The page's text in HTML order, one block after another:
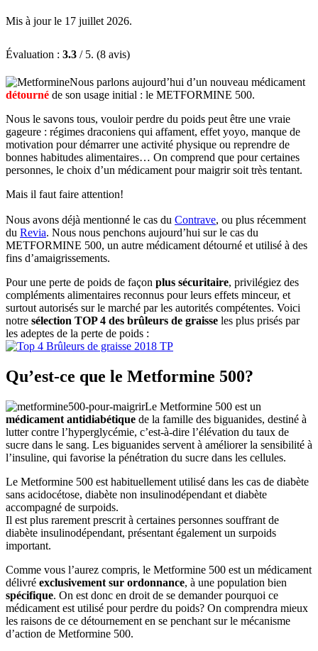
Mis à jour le 17 juillet 2026.
Évaluation : 3.3 / 5. (8 avis)
Nous parlons aujourd’hui d’un nouveau médicament
détourné de son usage initial : le METFORMINE 500.
Nous le savons tous, vouloir perdre du poids peut être une vraie
gageure : régimes draconiens qui affament, effet yoyo, manque de
motivation pour démarrer une activité physique ou reprendre de
bonnes habitudes alimentaires… On comprend que pour certaines
personnes, le choix d’un médicament pour maigrir soit très tentant.
Mais il faut faire attention!
Nous avons déjà mentionné le cas du Contrave, ou plus récemment
du Revia. Nous nous penchons aujourd’hui sur le cas du
METFORMINE 500, un autre médicament détourné et utilisé à des
fins d’amaigrissements.
Pour une perte de poids de façon plus sécuritaire, privilégiez des
compléments alimentaires reconnus pour leurs effets minceur, et
surtout autorisés sur le marché par les autorités compétentes. Voici
notre sélection TOP 4 des brûleurs de graisse les plus prisés par
les adeptes de la perte de poids :
Qu’est-ce que le Metformine 500?
Le Metformine 500 est un
médicament antidiabétique de la famille des biguanides, destiné à
lutter contre l’hyperglycémie, c’est-à-dire l’élévation du taux de
sucre dans le sang. Les biguanides servent à améliorer la sensibilité à
l’insuline, qui favorise la pénétration du sucre dans les cellules.
Le Metformine 500 est habituellement utilisé dans les cas de diabète
sans acidocétose, diabète non insulinodépendant et diabète
accompagné de surpoids.
Il est plus rarement prescrit à certaines personnes souffrant de
diabète insulinodépendant, présentant également un surpoids
important.
Comme vous l’aurez compris, le Metformine 500 est un médicament
délivré exclusivement sur ordonnance, à une population bien
spécifique. On est donc en droit de se demander pourquoi ce
médicament est utilisé pour perdre du poids? On comprendra mieux
les raisons de ce détournement en se penchant sur le mécanisme
d’action de Metformine 500.